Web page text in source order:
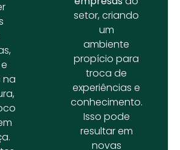
na
setor, criando
um
ambiente
propício para
troca de
experiências e
conhecimento.
Isso pode
resultar em
novas